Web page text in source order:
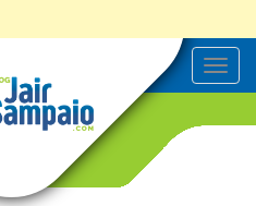
T
o